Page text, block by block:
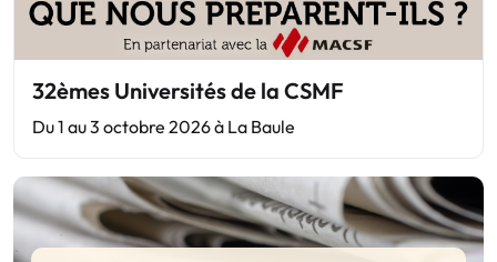
32èmes Universités de la CSMF
Du 1 au 3 octobre 2026 à La Baule